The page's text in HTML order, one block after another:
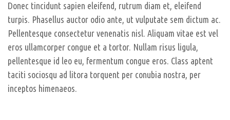
Donec tincidunt sapien eleifend, rutrum diam et, eleifend
turpis. Phasellus auctor odio ante, ut vulputate sem dictum ac.
Pellentesque consectetur venenatis nisl. Aliquam vitae est vel
eros ullamcorper congue et a tortor. Nullam risus ligula,
pellentesque id leo eu, fermentum congue eros. Class aptent
taciti sociosqu ad litora torquent per conubia nostra, per
inceptos himenaeos.